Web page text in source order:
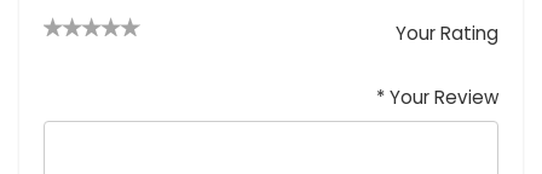
Your Rating
ن
أصلنجومنجوم
Your Review
*